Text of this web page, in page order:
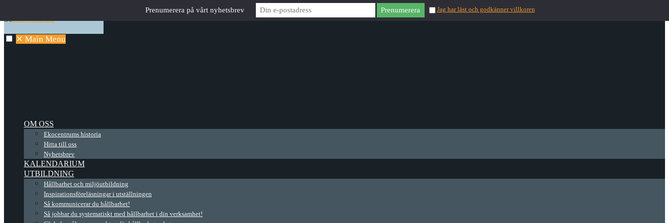
✕ Main Menu
OM OSS
Ekocentrums historia
Hitta till oss
Nyhetsbrev
KALENDARIUM
UTBILDNING
Hållbarhet och miljöutbildning
Inspirationsföreläsningar i utställningen
Så kommunicerar du hållbarhet!
Så jobbar du systematiskt med hållbarhet i din verksamhet!
Prenumerera på vårt nyhetsbrev Jag har läst och godkänner villkoren